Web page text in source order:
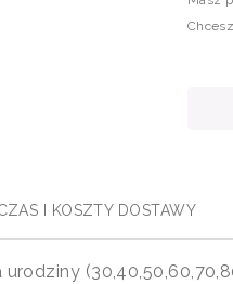
I KOSZTY DOSTAWY